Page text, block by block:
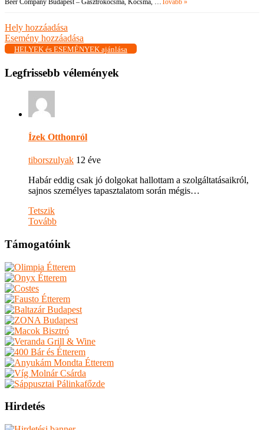
Beer Company Budapest – Gasztrokocsma, Kocsma, … Tovább »
Hely hozzáadása
Esemény hozzáadása
HELYEK és ESEMÉNYEK ajánlása
Legfrissebb vélemények
Ízek Otthonról
tiborszulyak 12 éve
Habár eddig csak jó dolgokat hallottam a szolgáltatásaikról,
sajnos személyes tapasztalatom során mégis…
Tetszik
Tovább
Támogatóink
Hirdetés